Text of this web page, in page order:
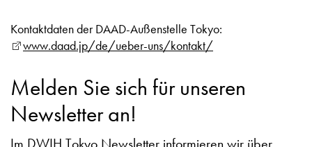
Kontaktdaten der DAAD-Außenstelle Tokyo:
www.daad.jp/de/ueber-uns/kontakt/
Melden Sie sich für unseren
Newsletter an!